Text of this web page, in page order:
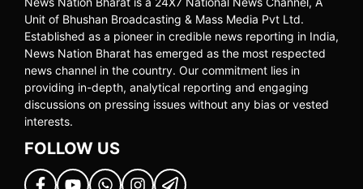
Unit of Bhushan Broadcasting & Mass Media Pvt Ltd.
Established as a pioneer in credible news reporting in India,
News Nation Bharat has emerged as the most respected
news channel in the country. Our commitment lies in
providing in-depth, analytical reporting and engaging
discussions on pressing issues without any bias or vested
interests.
FOLLOW US